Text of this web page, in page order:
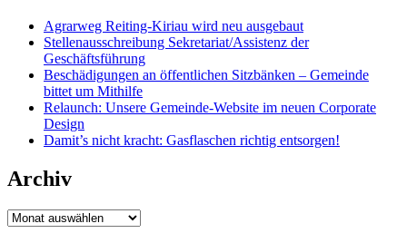
Agrarweg Reiting-Kiriau wird neu ausgebaut
Stellenausschreibung Sekretariat/Assistenz der
Geschäftsführung
Beschädigungen an öffentlichen Sitzbänken – Gemeinde
bittet um Mithilfe
Relaunch: Unsere Gemeinde-Website im neuen Corporate
Design
Damit’s nicht kracht: Gasflaschen richtig entsorgen!
Archiv
Archiv